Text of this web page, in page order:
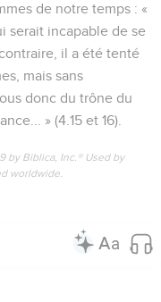
de notre temps : «
serait incapable de se
il a été tenté
mais sans
donc du trône du
» (4.15 et 16).
by Biblica, Inc.® Used by
worldwide.